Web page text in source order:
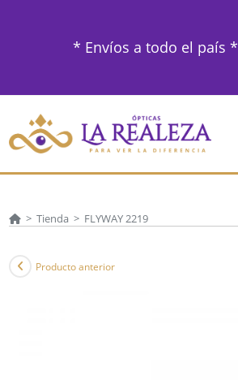
* Envíos a todo el país *
> Tienda > FLYWAY 2219
Producto anterior